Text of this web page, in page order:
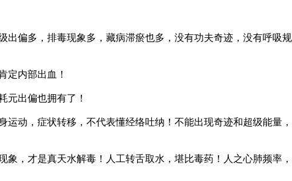
偏多，排毒现象多，藏病滞瘀也多，没有功夫奇迹，没有呼吸规
内部出血！
出偏也拥有了！
动，症状转移，不代表懂经络吐纳！不能出现奇迹和超级能量，
，才是真天水解毒！人工转舌取水，堪比毒药！人之心肺频率，